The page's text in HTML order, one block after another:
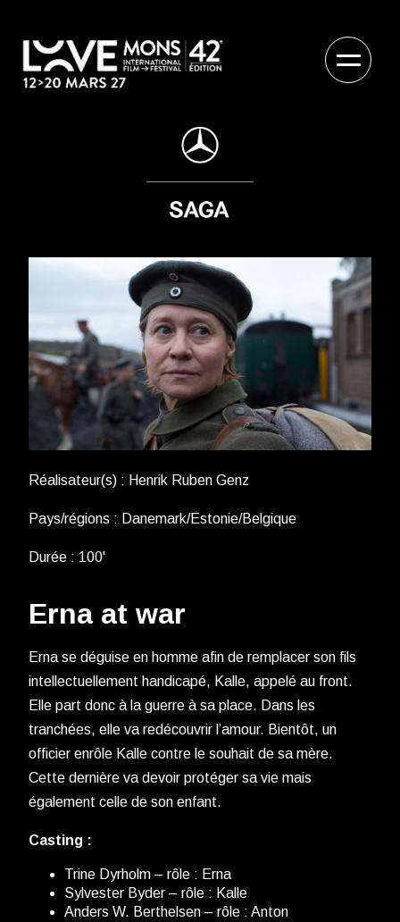
Réalisateur(s) : Henrik Ruben Genz
Pays/régions : Danemark/Estonie/Belgique
Durée : 100'
Erna at war
Erna se déguise en homme afin de remplacer son fils
intellectuellement handicapé, Kalle, appelé au front.
Elle part donc à la guerre à sa place. Dans les
tranchées, elle va redécouvrir l’amour. Bientôt, un
officier enrôle Kalle contre le souhait de sa mère.
Cette dernière va devoir protéger sa vie mais
également celle de son enfant.
Casting :
Trine Dyrholm – rôle : Erna
Sylvester Byder – rôle : Kalle
Anders W. Berthelsen – rôle : Anton